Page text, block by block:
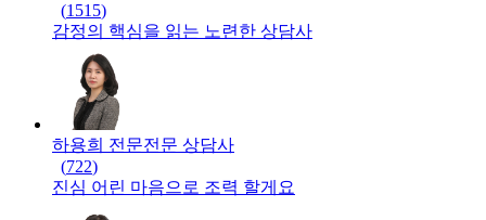
(1515)
감정의 핵심을 읽는 노련한 상담사
하용희 전문전문 상담사
(722)
진심 어린 마음으로 조력 할게요